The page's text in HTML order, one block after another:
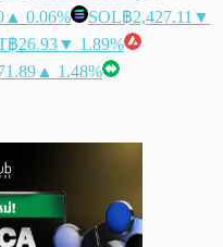
▲ 0.06% SOL฿2,427.11 ▼
฿26.93▼ 1.89%
▲ 1.48%